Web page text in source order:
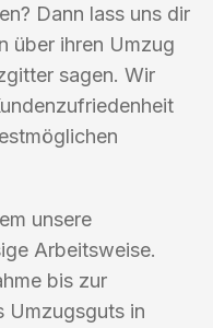
Dann lass uns dir
über ihren Umzug
sagen. Wir
unsere
Arbeitsweise.
bis zur
Umzugsguts in